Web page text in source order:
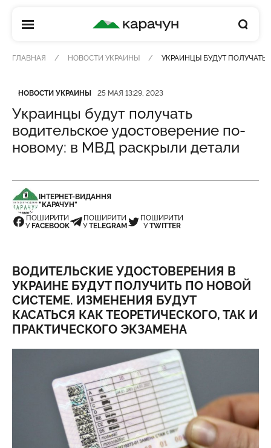
КАРАЧУН
ГЛАВНАЯ НОВОСТИ УКРАИНЫ УКРАИНЦЫ БУДУТ
Категория
НОВОСТИ УКРАИНЫ
Дата публикации 25 МАЯ 13:29, 2023
Украинцы будут получать
водительское удостоверение по-
новому: в МВД раскрыли детали
ІНТЕРНЕТ-ВИДАННЯ
"КАРАЧУН"
ПОШИРИТИ
У FACEBOOK
ПОШИРИТИ
УTELEGRAM
ПОШИРИТИ
УTWITTER
ВОДИТЕЛЬСКИЕ УДОСТОВЕРЕНИЯ В
УКРАИНЕ БУДУТ ПОЛУЧИТЬ ПО НОВОЙ
СИСТЕМЕ. ИЗМЕНЕНИЯ БУДУТ
КАСАТЬСЯ КАК ТЕОРЕТИЧЕСКОГО, ТАК И
ПРАКТИЧЕСКОГО ЭКЗАМЕНА